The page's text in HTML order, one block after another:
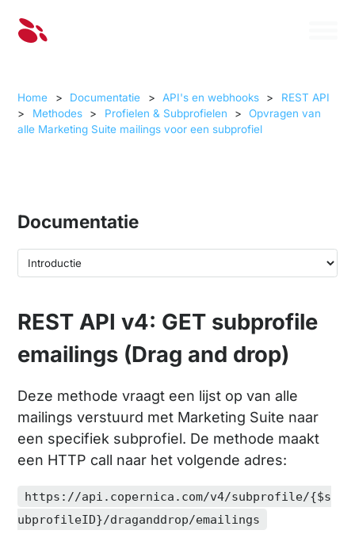
Home > Documentatie > API's en webhooks >
REST API
>
Methodes > Profielen & Subprofielen >
Opvragen van
alle Marketing Suite mailings voor een subprofiel
Documentatie
REST API v4: GET subprofile
emailings (Drag and drop)
Deze methode vraagt een lijst op van alle
mailings verstuurd met Marketing Suite naar
een specifiek subprofiel. De methode maakt
een HTTP call naar het volgende adres:
https://api.copernica.com/v4/subprofile/{$s
ubprofileID}/draganddrop/emailings